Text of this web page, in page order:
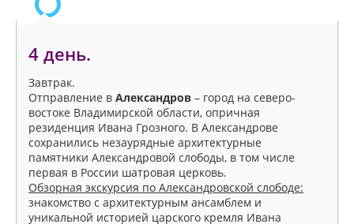
4 день.
Завтрак.
Отправление в Александров – город на северо-
востоке Владимирской области, опричная
резиденция Ивана Грозного. В Александрове
сохранились незаурядные архитектурные
памятники Александровой слободы, в том числе
первая в России шатровая церковь.
Обзорная экскурсия по Александровской слободе:
знакомство с архитектурным ансамблем и
уникальной историей царского кремля Ивана